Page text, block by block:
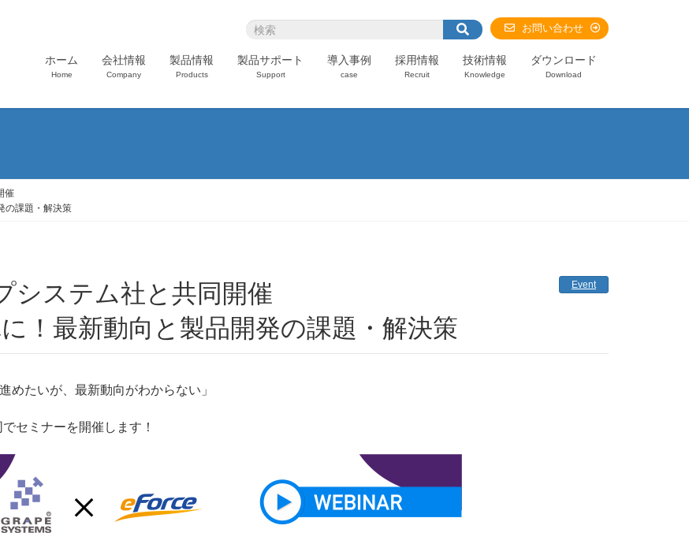
お問い合わせ
ホーム
Home
会社情報
Company
製品情報
Products
製品サポート
Support
導入事例
case
採用情報
Recruit
技術情報
Knowledge
ダウンロード
Download
催
の課題・解決策
Event
プシステム社と共同開催
！最新動向と製品開発の課題・解決策
めたいが、最新動向がわからない」
セミナーを開催します！